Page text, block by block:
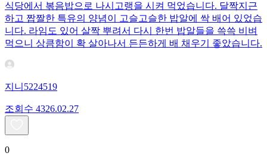
식당에서 볶음밥으로 나시고랭을 시켜 먹었습니다. 달짝지근
하고 짭짤한 특유의 양념이 고슬고슬한 밥알에 싹 배어 있었습
니다. 라임도 있어 살짝 뿌려서 다시 한번 밥알들을 쓱쓱 비벼
먹으니 상큼함이 확 살아나서 든든하게 배 채우기 좋았습니다.
지니5224519
조회수 4326.02.27
0